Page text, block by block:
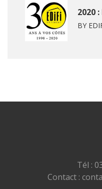
2020
BY
Tél :
Contact :